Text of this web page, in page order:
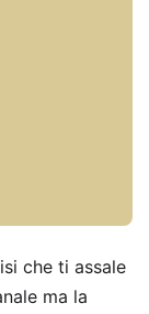
che ti assale
ma la